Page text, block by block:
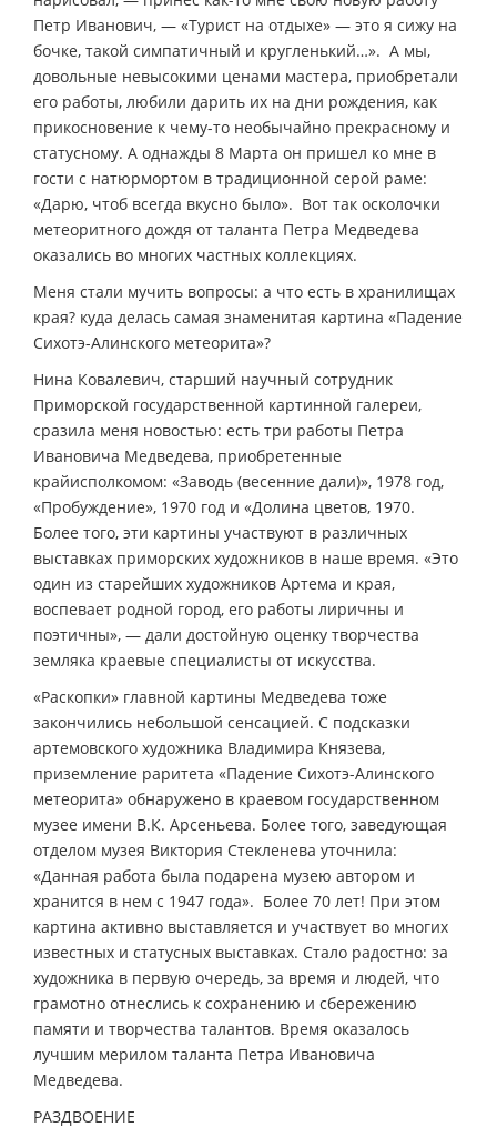
Петр Иванович, — «Турист на отдыхе» — это я сижу на
бочке, такой симпатичный и кругленький…». А мы,
довольные невысокими ценами мастера, приобретали
его работы, любили дарить их на дни рождения, как
прикосновение к чему-то необычайно прекрасному и
статусному. А однажды 8 Марта он пришел ко мне в
гости с натюрмортом в традиционной серой раме:
«Дарю, чтоб всегда вкусно было». Вот так осколочки
метеоритного дождя от таланта Петра Медведева
оказались во многих частных коллекциях.
Меня стали мучить вопросы: а что есть в хранилищах
края? куда делась самая знаменитая картина «Падение
Сихотэ-Алинского метеорита»?
Нина Ковалевич, старший научный сотрудник
Приморской государственной картинной галереи,
сразила меня новостью: есть три работы Петра
Ивановича Медведева, приобретенные
крайисполкомом: «Заводь (весенние дали)», 1978 год,
«Пробуждение», 1970 год и «Долина цветов, 1970.
Более того, эти картины участвуют в различных
выставках приморских художников в наше время. «Это
один из старейших художников Артема и края,
воспевает родной город, его работы лиричны и
поэтичны», — дали достойную оценку творчества
земляка краевые специалисты от искусства.
«Раскопки» главной картины Медведева тоже
закончились небольшой сенсацией. С подсказки
артемовского художника Владимира Князева,
приземление раритета «Падение Сихотэ-Алинского
метеорита» обнаружено в краевом государственном
музее имени В.К. Арсеньева. Более того, заведующая
отделом музея Виктория Стекленева уточнила:
«Данная работа была подарена музею автором и
хранится в нем с 1947 года». Более 70 лет! При этом
картина активно выставляется и участвует во многих
известных и статусных выставках. Стало радостно: за
художника в первую очередь, за время и людей, что
грамотно отнеслись к сохранению и сбережению
памяти и творчества талантов. Время оказалось
лучшим мерилом таланта Петра Ивановича
Медведева.
РАЗДВОЕНИЕ